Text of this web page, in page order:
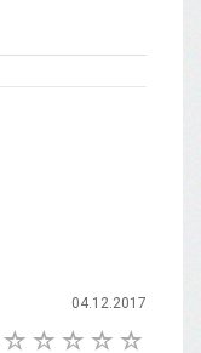
04.12.2017